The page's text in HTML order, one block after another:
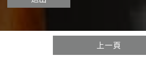
上一頁